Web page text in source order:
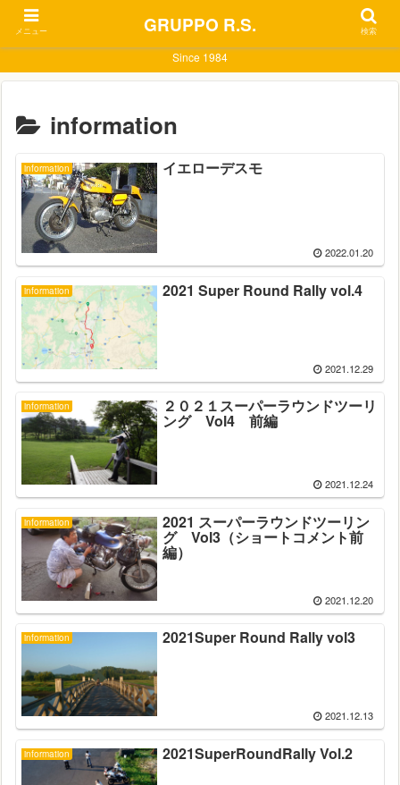
Since 1984
information
information イエローデスモ
2022.01.20
information 2021 Super Round Rally vol.4
2021.12.29
information ２０２１スーパーラウンドツーリ
ング Vol4 前編
2021.12.24
information 2021 スーパーラウンドツーリン
グ Vol3（ショートコメント前
編）
2021.12.20
information 2021Super Round Rally vol3
2021.12.13
information 2021SuperRoundRally Vol.2
メニュー GRUPPO R.S. 検索